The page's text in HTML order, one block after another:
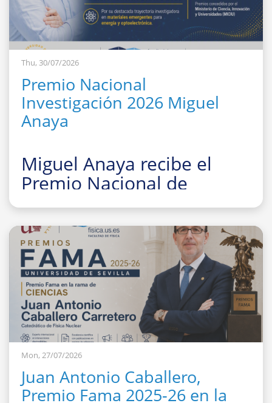
Thu, 30/07/2026
Premio Nacional
Investigación 2026 Miguel
Anaya
Miguel Anaya recibe el
Premio Nacional de
Investigación para Jóvenes
Felisa Martín Bravo 2026
Mon, 27/07/2026
Juan Antonio Caballero,
Premio Fama 2025-26 en la